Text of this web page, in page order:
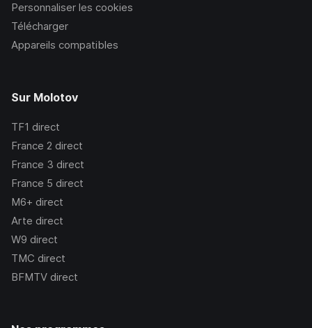
Personnaliser les cookies
Télécharger
Appareils compatibles
Sur Molotov
TF1 direct
France 2 direct
France 3 direct
France 5 direct
M6+ direct
Arte direct
W9 direct
TMC direct
BFMTV direct